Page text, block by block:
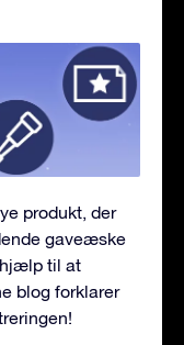
produkt, der
gaveæske
hjælp til at
blog forklarer